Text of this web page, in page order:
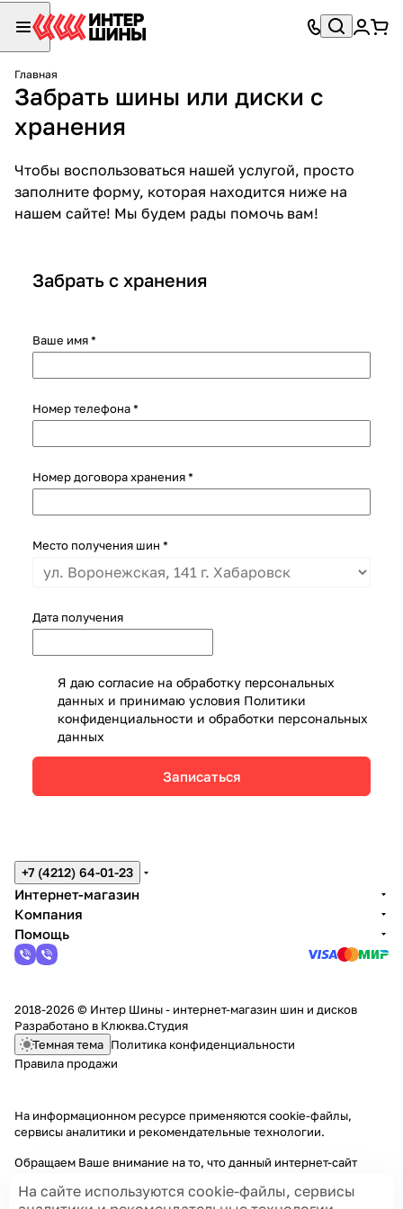
Главная
Забрать шины или диски с
хранения
Чтобы воспользоваться нашей услугой, просто
заполните форму, которая находится ниже на
нашем сайте! Мы будем рады помочь вам!
Забрать с хранения
Ваше имя *
Номер телефона *
Номер договора хранения *
Место получения шин *
Дата получения
Я даю согласие на обработку персональных
данных и принимаю условия Политики
конфиденциальности и обработки персональных
данных
+7 (4212) 64-01-23
Интернет-магазин
Компания
Помощь
2018-2026 © Интер Шины - интернет-магазин шин и дисков
Разработано в Клюква.Студия
Темная тема Политика конфиденциальности
Правила продажи
На информационном ресурсе применяютсяcookie-файлы,
сервисы аналитики и рекомендательные технологии.
Обращаем Ваше внимание на то, что данный интернет-сайт
условиях информационные материалы и цены, размещенные на
На сайте используются cookie-файлы, сервисы